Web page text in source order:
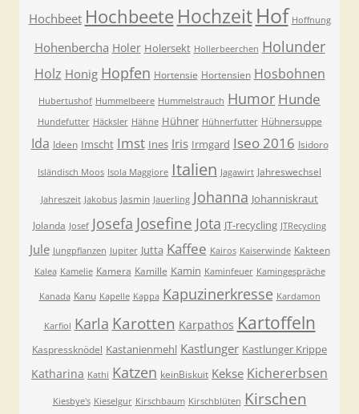
Hochbeet Hochbeete Hochzeit Hof Hoffnung
Hohenbercha Holer Holersekt Hollerbeerchen Holunder
Holz Honig Hopfen Hortensie Hortensien Hosbohnen
Hubertushof Hummelbeere Hummelstrauch Humor Hunde
Hundefutter Häcksler Hähne Hühner Hühnerfutter Hühnersuppe
Ida Ideen Imscht Imst Ines Iris Irmgard Iseo 2016 Isidoro
Isländisch Moos Isola Maggiore Italien Jagawirt Jahreswechsel
Jahreszeit Jakobus Jasmin Jauerling Johanna Johanniskraut
Jolanda Josef Josefa Josefine Jota JT-recycling JTRecycling
Jule Jungpflanzen Jupiter Jutta Kaffee Kairos Kaiserwinde Kakteen
Kalea Kamelie Kamera Kamille Kamin Kaminfeuer Kamingespräche
Kanada Kanu Kapelle Kappa Kapuzinerkresse Kardamon
Karfiol Karla Karotten Karpathos Kartoffeln
Kaspressknödel Kastanienmehl Kastlunger Kastlunger Krippe
Katharina Kathi Katzen keinBiskuit Kekse Kichererbsen
Kiesbye's Kieselgur Kirschbaum Kirschblüten Kirschen